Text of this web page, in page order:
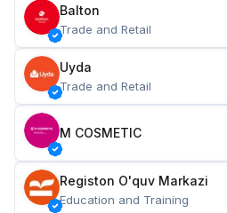
Balton
Trade and Retail
Uyda
Trade and Retail
M COSMETIC
Registon O'quv Markazi
Education and Training